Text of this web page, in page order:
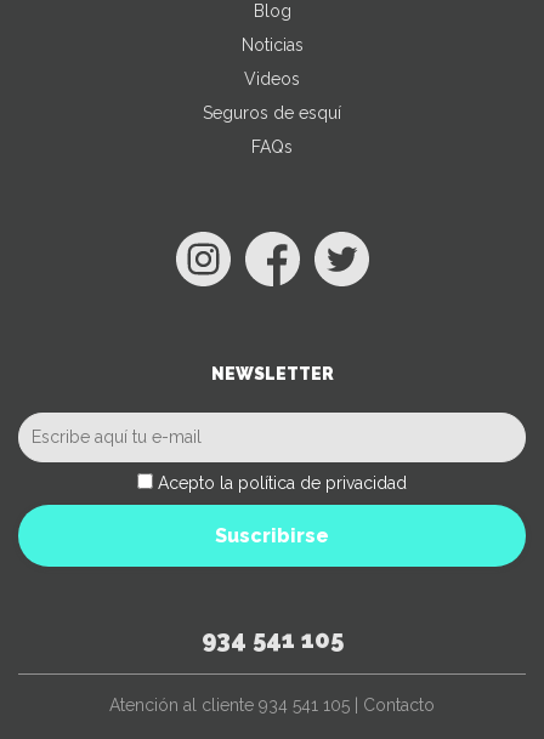
Blog
Noticias
Videos
Seguros de esquí
FAQs
NEWSLETTER
Acepto la política de privacidad
Suscribirse
934 541 105
Atención al cliente 934 541 105 Contacto